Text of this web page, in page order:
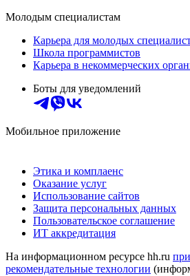
Молодым специалистам
Карьера для молодых
Школа программистов
Карьера в некоммерческих
Боты для уведомлений
Мобильное приложение
Этика и комплаенс
Оказание услуг
Использование сайтов
Защита персональных данных
Пользовательское соглашение
ИТ аккредитация
На информационном ресурсе hh.ru
рекомендательные технологии